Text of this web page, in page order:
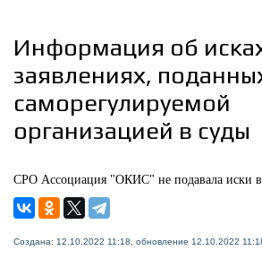
Информация об
заявлениях,
саморегулируемой
организацией в суды
СРО Ассоциация "ОКИС" не подавала иски
Создана: 12.10.2022 11:18, обновление 12.10.2022